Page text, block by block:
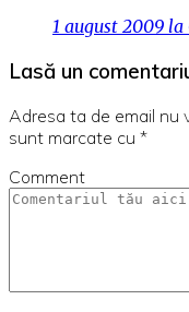
1 august 2009
Lasă un
Adresa ta de email nu
sunt marcate cu *
Comment